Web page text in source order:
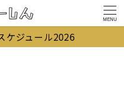
MENU
ケジュール2026